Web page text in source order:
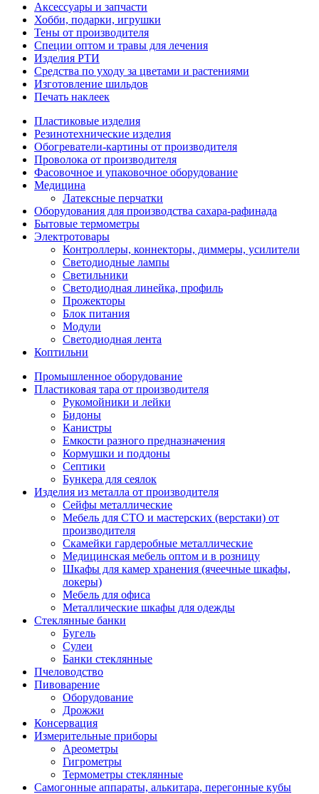
Аксессуары и запчасти
Хобби, подарки, игрушки
Тены от производителя
Специи оптом и травы для лечения
Изделия РТИ
Средства по уходу за цветами и растениями
Изготовление шильдов
Печать наклеек
Пластиковые изделия
Резинотехнические изделия
Обогреватели-картины от производителя
Проволока от производителя
Фасовочное и упаковочное оборудование
Медицина
Латексные перчатки
Оборудования для производства сахара-рафинада
Бытовые термометры
Электротовары
Контроллеры, коннекторы, диммеры, усилители
Светодиодные лампы
Светильники
Светодиодная линейка, профиль
Прожекторы
Блок питания
Модули
Светодиодная лента
Коптильни
Промышленное оборудование
Пластиковая тара от производителя
Рукомойники и лейки
Бидоны
Канистры
Емкости разного предназначения
Кормушки и поддоны
Септики
Бункера для сеялок
Изделия из металла от производителя
Сейфы металлические
Мебель для СТО и мастерских (верстаки) от
производителя
Скамейки гардеробные металлические
Медицинская мебель оптом и в розницу
Шкафы для камер хранения (ячеечные шкафы,
локеры)
Мебель для офиса
Металлические шкафы для одежды
Стеклянные банки
Бугель
Сулеи
Банки стеклянные
Пчеловодство
Пивоварение
Оборудование
Дрожжи
Консервация
Измерительные приборы
Ареометры
Гигрометры
Термометры стеклянные
Самогонные аппараты, алькитара, перегонные кубы